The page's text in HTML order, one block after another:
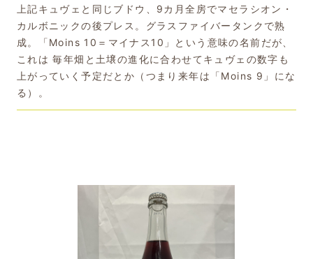
上記キュヴェと同じブドウ、9カ月全房でマセラシオン・
カルボニックの後プレス。グラスファイバータンクで熟
成。「Moins 10＝マイナス10」という意味の名前だが、
これは 毎年畑と土壌の進化に合わせてキュヴェの数字も
上がっていく予定だとか（つまり来年は「Moins 9」にな
る）。